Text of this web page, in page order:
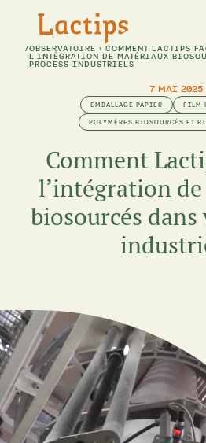
/OBSERVATOIRE › COMMENT LACTIPS
L’INTÉGRATION DE MATÉRIAUX
PROCESS INDUSTRIELS
7 MAI 2025
EMBALLAGE PAPIER FILM
POLYMÈRES BIOSOURCÉS ET
Comment
l’intégration
biosourcés dans